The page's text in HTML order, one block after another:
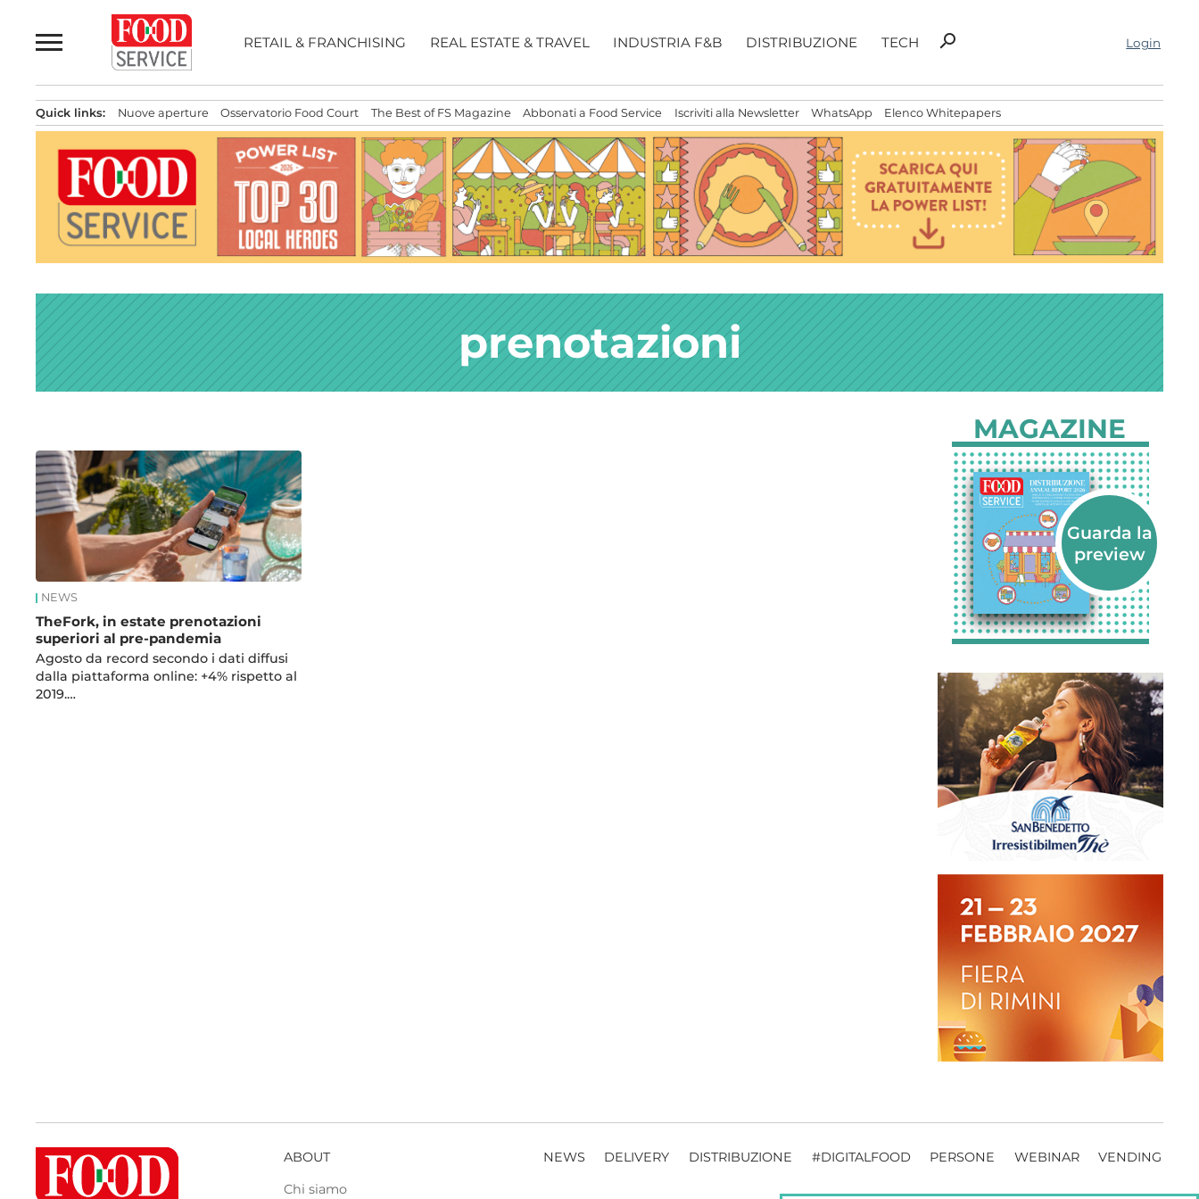
al
contenuto
RETAIL & FRANCHISING REAL ESTATE & TRAVEL INDUSTRIA F&B DISTRIBUZIONE TECH
Ricerca
search Login
Quick links: Nuove aperture Osservatorio Food Court The Best of FS Magazine Abbonati a Food Service Iscriviti alla Newsletter WhatsApp Elenco Whitepapers
prenotazioni
News
NEWS
TheFork, in estate prenotazioni
superiori al pre-pandemia
Agosto da record secondo i dati diffusi
dalla piattaforma online: +4% rispetto al
2019.…
MAGAZINE
ABOUT
Chi siamo
NEWS DELIVERY DISTRIBUZIONE #DIGITALFOOD PERSONE WEBINAR VENDING